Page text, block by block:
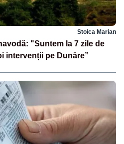
Stoica Marian
"Suntem la 7 zile de
intervenții pe Dunăre”